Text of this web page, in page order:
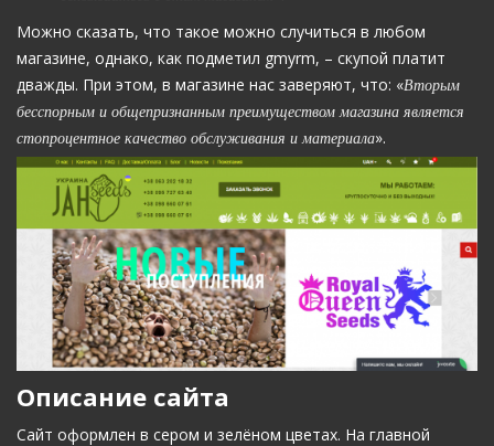
Можно сказать, что такое можно случиться в любом
магазине, однако, как подметил gmyrm, – скупой платит
дважды. При этом, в магазине нас заверяют, что: «Вторым
бесспорным и общепризнанным преимуществом магазина является
стопроцентное качество обслуживания и материала».
Описание сайта
Сайт оформлен в сером и зелёном цветах. На главной